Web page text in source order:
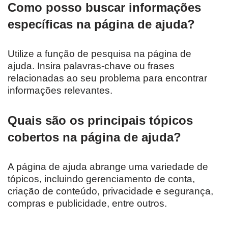
Como posso buscar informações
específicas na página de ajuda?
Utilize a função de pesquisa na página de
ajuda. Insira palavras-chave ou frases
relacionadas ao seu problema para encontrar
informações relevantes.
Quais são os principais tópicos
cobertos na página de ajuda?
A página de ajuda abrange uma variedade de
tópicos, incluindo gerenciamento de conta,
criação de conteúdo, privacidade e segurança,
compras e publicidade, entre outros.